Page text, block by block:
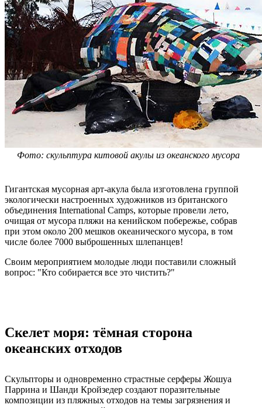
Фото: скульптура китовой акулы из океанского мусора
Гигантская мусорная арт-акула была изготовлена группой
экологически настроенных художников из британского
объединения International Camps, которые провели лето,
очищая от мусора пляжи на кенийском побережье, собрав
при этом около 200 мешков океанического мусора, в том
числе более 7000 выброшенных шлепанцев!
Своим мероприятием молодые люди поставили сложный
вопрос: "Кто собирается все это чистить?"
Скелет моря: тёмная сторона
океанских отходов
Скульпторы и одновременно страстные серферы Жошуа
Паррина и Шанди Кройзедер создают поразительные
композиции из пляжных отходов на темы загрязнения и